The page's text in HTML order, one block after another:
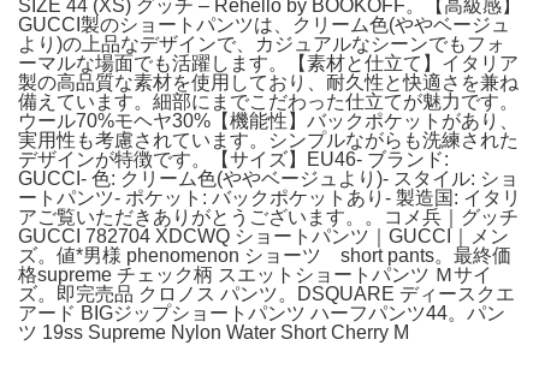
SIZE 44 (XS) グッチ – Rehello by BOOKOFF。【高級感】
GUCCI製のショートパンツは、クリーム色(ややベージュ
より)の上品なデザインで、カジュアルなシーンでもフォ
ーマルな場面でも活躍します。【素材と仕立て】イタリア
製の高品質な素材を使用しており、耐久性と快適さを兼ね
備えています。細部にまでこだわった仕立てが魅力です。
ウール70%モヘヤ30%【機能性】バックポケットがあり、
実用性も考慮されています。シンプルながらも洗練された
デザインが特徴です。【サイズ】EU46- ブランド:
GUCCI- 色: クリーム色(ややベージュより)- スタイル: ショ
ートパンツ- ポケット: バックポケットあり- 製造国: イタリ
アご覧いただきありがとうございます。。コメ兵｜グッチ
GUCCI 782704 XDCWQ ショートパンツ｜GUCCI｜メン
ズ。値*男様 phenomenon ショーツ short pants。最終価
格supreme チェック柄 スエットショートパンツ Ｍサイ
ズ。即完売品 クロノス パンツ。DSQUARE ディースクエ
アード BIGジップショートパンツ ハーフパンツ44。パン
ツ 19ss Supreme Nylon Water Short Cherry M